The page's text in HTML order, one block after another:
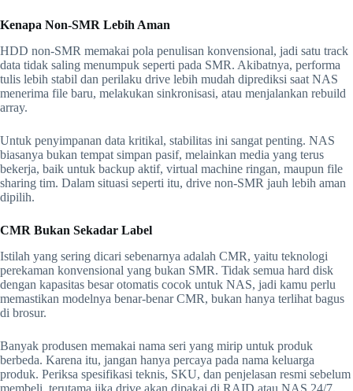
Kenapa Non-SMR Lebih Aman
HDD non-SMR memakai pola penulisan konvensional, jadi satu track
data tidak saling menumpuk seperti pada SMR. Akibatnya, performa
tulis lebih stabil dan perilaku drive lebih mudah diprediksi saat NAS
menerima file baru, melakukan sinkronisasi, atau menjalankan rebuild
array.
Untuk penyimpanan data kritikal, stabilitas ini sangat penting. NAS
biasanya bukan tempat simpan pasif, melainkan media yang terus
bekerja, baik untuk backup aktif, virtual machine ringan, maupun file
sharing tim. Dalam situasi seperti itu, drive non-SMR jauh lebih aman
dipilih.
CMR Bukan Sekadar Label
Istilah yang sering dicari sebenarnya adalah CMR, yaitu teknologi
perekaman konvensional yang bukan SMR. Tidak semua hard disk
dengan kapasitas besar otomatis cocok untuk NAS, jadi kamu perlu
memastikan modelnya benar-benar CMR, bukan hanya terlihat bagus
di brosur.
Banyak produsen memakai nama seri yang mirip untuk produk
berbeda. Karena itu, jangan hanya percaya pada nama keluarga
produk. Periksa spesifikasi teknis, SKU, dan penjelasan resmi sebelum
membeli, terutama jika drive akan dipakai di RAID atau NAS 24/7.